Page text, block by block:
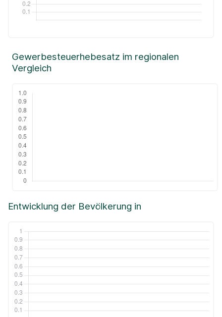
Entwicklung der Bevölkerung in
Gewerbesteuerhebesatz im regionalen
Vergleich